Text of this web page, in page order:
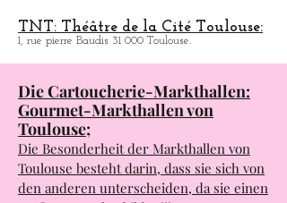
Adresse:4 rue du Parc 31 706 Blagnac Cedex.
1, rue pierre Baudis 31 000 Toulouse.
Die Cartoucherie-Markthallen:
Gourmet-Markthallen von
Toulouse;
Die Besonderheit der Markthallen von